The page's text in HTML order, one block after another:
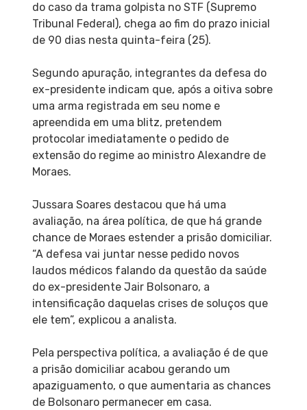
do caso da trama golpista no STF (Supremo
Tribunal Federal), chega ao fim do prazo inicial
de 90 dias nesta quinta-feira (25).
Segundo apuração, integrantes da defesa do
ex-presidente indicam que, após a oitiva sobre
uma arma registrada em seu nome e
apreendida em uma blitz, pretendem
protocolar imediatamente o pedido de
extensão do regime ao ministro Alexandre de
Moraes.
Jussara Soares destacou que há uma
avaliação, na área política, de que há grande
chance de Moraes estender a prisão domiciliar.
“A defesa vai juntar nesse pedido novos
laudos médicos falando da questão da saúde
do ex-presidente Jair Bolsonaro, a
intensificação daquelas crises de soluços que
ele tem”, explicou a analista.
Pela perspectiva política, a avaliação é de que
a prisão domiciliar acabou gerando um
apaziguamento, o que aumentaria as chances
de Bolsonaro permanecer em casa.